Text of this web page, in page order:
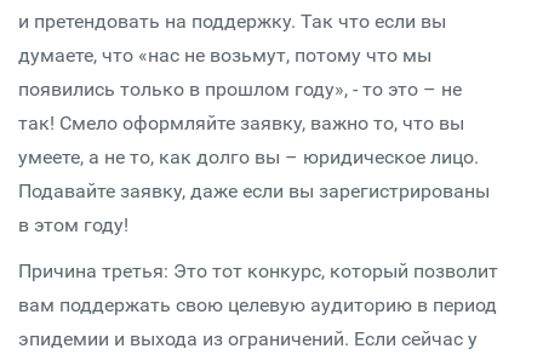
и претендовать на поддержку. Так что если вы
думаете, что «нас не возьмут, потому что мы
появились только в прошлом году», - то это – не
так! Смело оформляйте заявку, важно то, что вы
умеете, а не то, как долго вы – юридическое лицо.
Подавайте заявку, даже если вы зарегистрированы
в этом году!
Причина третья: Это тот конкурс, который позволит
вам поддержать свою целевую аудиторию в период
эпидемии и выхода из ограничений. Если сейчас у